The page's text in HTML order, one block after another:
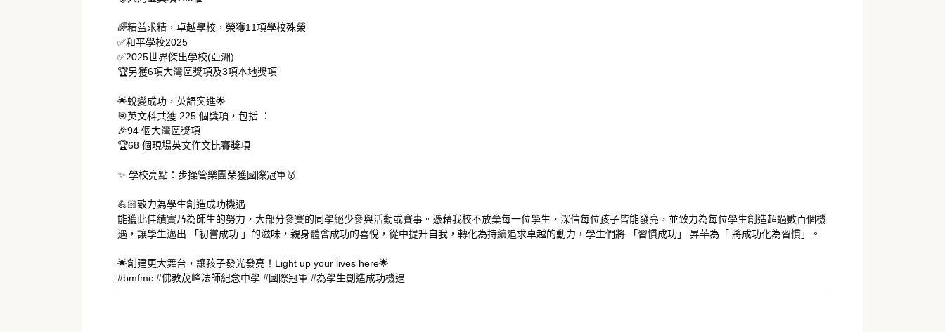
🌈精益求精，卓越學校，榮獲11項學校殊榮
✅和平學校2025
✅2025世界傑出學校(亞洲)
🏆另獲6項大灣區獎項及3項本地獎項
🌟蛻變成功，英語突進🌟
🎯英文科共獲 225 個獎項，包括 ：
🎉94 個大灣區獎項
🏆68 個現場英文作文比賽獎項
✨ 學校亮點：步操管樂團榮獲國際冠軍🥇
💪🏻致力為學生創造成功機遇
能獲此佳績實乃為師生的努力，大部分參賽的同學絕少參與活動或賽事。憑藉我校不放棄每一位學生，深信每位孩子皆能發亮，並致力為每位學生創造超過數百個機
遇，讓學生邁出 「初嘗成功 」的滋味，親身體會成功的喜悅，從中提升自我，轉化為持續追求卓越的動力，學生們將 「習慣成功」 昇華為「 將成功化為習慣」。
🌟創建更大舞台，讓孩子發光發亮！Light up your lives here🌟
#bmfmc #佛教茂峰法師紀念中學 #國際冠軍 #為學生創造成功機遇